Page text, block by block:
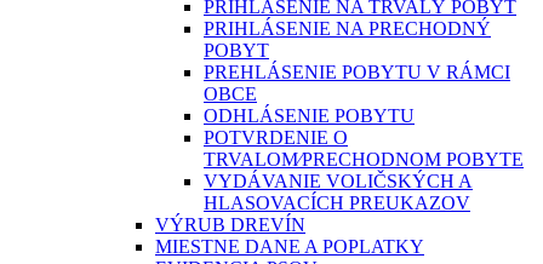
PRIHLÁSENIE NA TRVALÝ POBYT
PRIHLÁSENIE NA PRECHODNÝ
POBYT
PREHLÁSENIE POBYTU V RÁMCI
OBCE
ODHLÁSENIE POBYTU
POTVRDENIE O
TRVALOM⁄PRECHODNOM POBYTE
VYDÁVANIE VOLIČSKÝCH A
HLASOVACÍCH PREUKAZOV
VÝRUB DREVÍN
MIESTNE DANE A POPLATKY